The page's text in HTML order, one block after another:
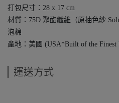
打包尺寸：28 x 17 cm
材質：75D 聚酯纖維（原抽色紗
泡棉
產地：美國 (USA*Built of the Finest
運送方式